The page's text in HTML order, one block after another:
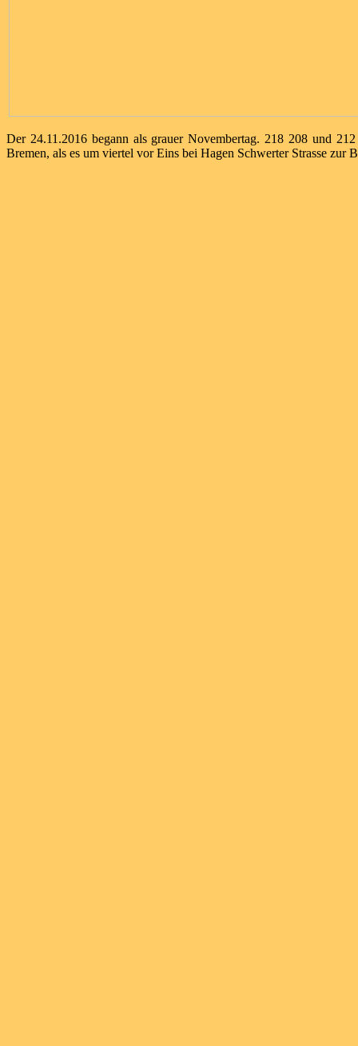
Der 24.11.2016 begann als grauer Novembertag. 218 208 und
Bremen, als es um viertel vor Eins bei Hagen Schwerter Strasse zur